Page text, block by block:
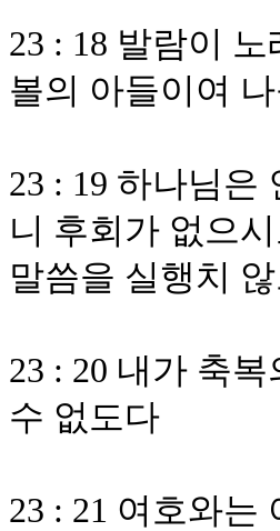
23 : 18 발람이
볼의 아들이여
23 : 19 하나님은
니 후회가 없으
말씀을 실행치
23 : 20 내가 축
수 없도다
23 : 21 여호와는